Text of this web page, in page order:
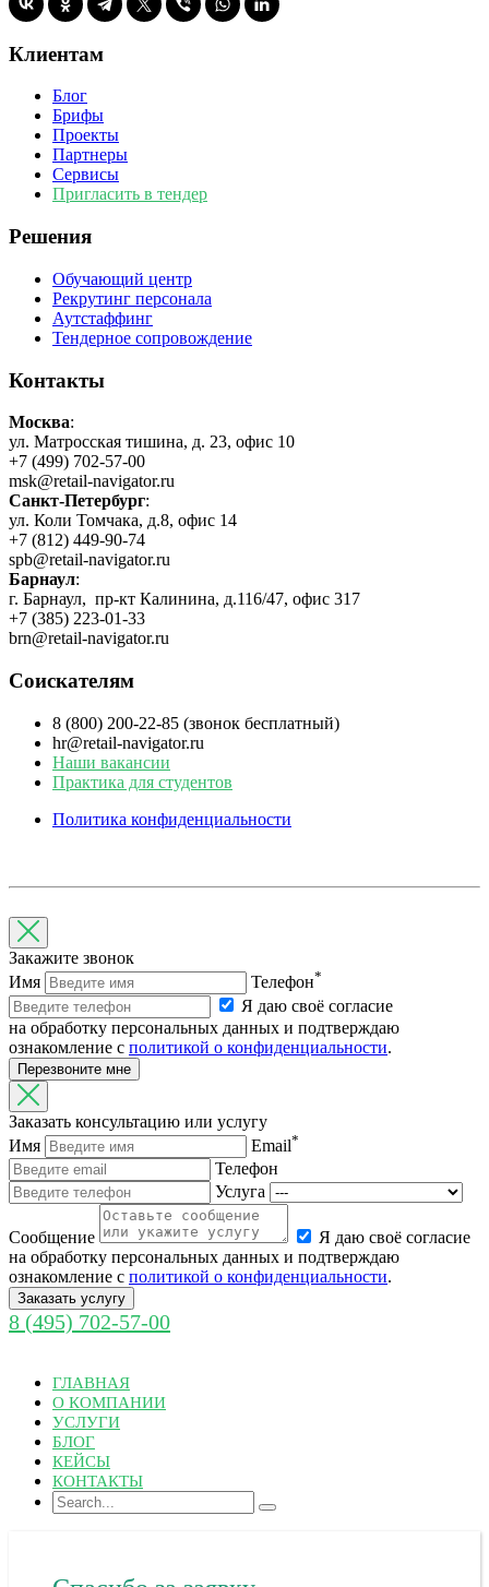
Клиентам
Блог
Брифы
Проекты
Партнеры
Сервисы
Пригласить в тендер
Решения
Обучающий центр
Рекрутинг персонала
Аутстаффинг
Тендерное сопровождение
Контакты
Москва:
ул. Матросская тишина, д. 23, офис 10
+7 (499) 702-57-00
msk@retail-navigator.ru
Санкт-Петербург:
ул. Коли Томчака, д.8, офис 14
+7 (812) 449-90-74
spb@retail-navigator.ru
Барнаул:
г. Барнаул, пр-кт Калинина, д.116/47, офис 317
+7 (385) 223-01-33
brn@retail-navigator.ru
Соискателям
8 (800) 200-22-85 (звонок бесплатный)
hr@retail-navigator.ru
Наши вакансии
Практика для студентов
Политика конфиденциальности
Закажите звонок
Имя
Телефон*
Я даю своё согласие
на обработку персональных данных и подтверждаю
ознакомление с политикой о конфиденциальности.
Перезвоните мне
Заказать консультацию или услугу
Имя
Email*
Телефон
Услуга
Cообщение
Я даю своё согласие
на обработку персональных данных и подтверждаю
ознакомление с политикой о конфиденциальности.
Заказать услугу
8 (495) 702-57-00
ГЛАВНАЯ
О КОМПАНИИ
УСЛУГИ
БЛОГ
КЕЙСЫ
КОНТАКТЫ